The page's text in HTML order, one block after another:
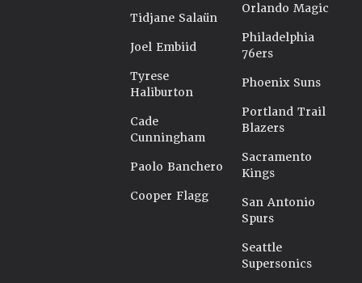
Tidjane Salaün
Joel Embiid
Tyrese
Haliburton
Cade
Cunningham
Paolo Banchero
Cooper Flagg
Orlando Magic
Philadelphia
76ers
Phoenix Suns
Portland Trail
Blazers
Sacramento
Kings
San Antonio
Spurs
Seattle
Supersonics